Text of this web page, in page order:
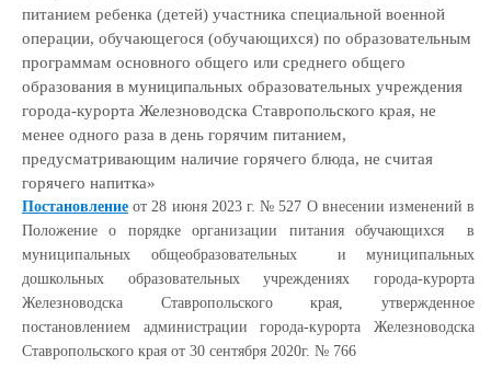
питанием ребенка (детей) участника специальной военной
операции, обучающегося (обучающихся) по образовательным
программам основного общего или среднего общего
образования в муниципальных образовательных учреждения
города-курорта Железноводска Ставропольского края, не
менее одного раза в день горячим питанием,
предусматривающим наличие горячего блюда, не считая
горячего напитка»
Постановление от 28 июня 2023 г. № 527 О внесении изменений в
Положение о порядке организации питания обучающихся в
муниципальных общеобразовательных и муниципальных
дошкольных образовательных учреждениях города-курорта
Железноводска Ставропольского края, утвержденное
постановлением администрации города-курорта Железноводска
Ставропольского края от 30 сентября 2020г. № 766